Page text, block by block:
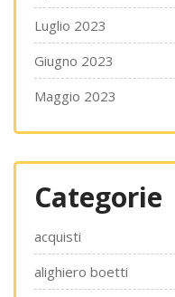
Luglio 2023
Giugno 2023
Maggio 2023
Categorie
acquisti
alighiero boetti